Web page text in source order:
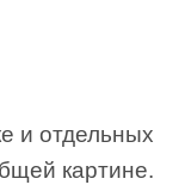
и отдельных
картине.